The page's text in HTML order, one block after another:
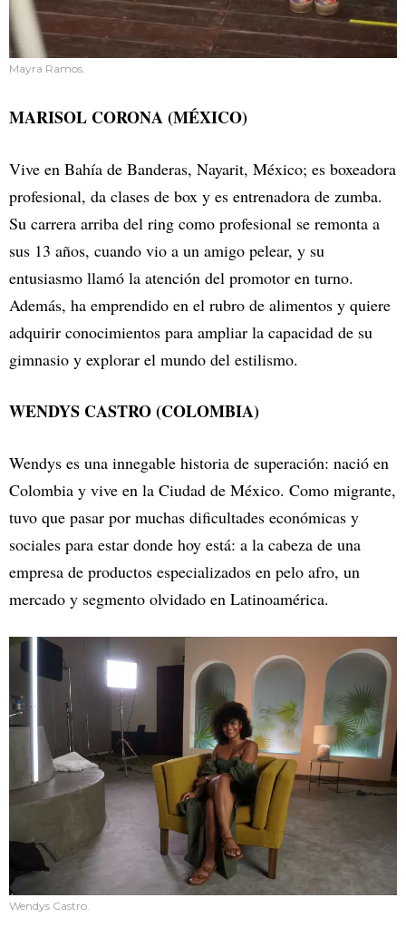
Mayra Ramos.
MARISOL CORONA (MÉXICO)
Vive en Bahía de Banderas, Nayarit, México; es boxeadora
profesional, da clases de box y es entrenadora de zumba.
Su carrera arriba del ring como profesional se remonta a
sus 13 años, cuando vio a un amigo pelear, y su
entusiasmo llamó la atención del promotor en turno.
Además, ha emprendido en el rubro de alimentos y quiere
adquirir conocimientos para ampliar la capacidad de su
gimnasio y explorar el mundo del estilismo.
WENDYS CASTRO (COLOMBIA)
Wendys es una innegable historia de superación: nació en
Colombia y vive en la Ciudad de México. Como migrante,
tuvo que pasar por muchas dificultades económicas y
sociales para estar donde hoy está: a la cabeza de una
empresa de productos especializados en pelo afro, un
mercado y segmento olvidado en Latinoamérica.
Wendys Castro.